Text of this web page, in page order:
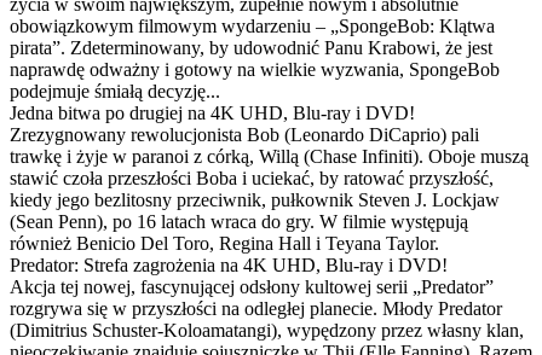
życia w swoim największym, zupełnie nowym i absolutnie
obowiązkowym filmowym wydarzeniu – „SpongeBob: Klątwa
pirata”. Zdeterminowany, by udowodnić Panu Krabowi, że jest
naprawdę odważny i gotowy na wielkie wyzwania, SpongeBob
podejmuje śmiałą decyzję...
Jedna bitwa po drugiej na 4K UHD, Blu-ray i DVD!
Zrezygnowany rewolucjonista Bob (Leonardo DiCaprio) pali
trawkę i żyje w paranoi z córką, Willą (Chase Infiniti). Oboje muszą
stawić czoła przeszłości Boba i uciekać, by ratować przyszłość,
kiedy jego bezlitosny przeciwnik, pułkownik Steven J. Lockjaw
(Sean Penn), po 16 latach wraca do gry. W filmie występują
również Benicio Del Toro, Regina Hall i Teyana Taylor.
Predator: Strefa zagrożenia na 4K UHD, Blu-ray i DVD!
Akcja tej nowej, fascynującej odsłony kultowej serii „Predator”
rozgrywa się w przyszłości na odległej planecie. Młody Predator
(Dimitrius Schuster-Koloamatangi), wypędzony przez własny klan,